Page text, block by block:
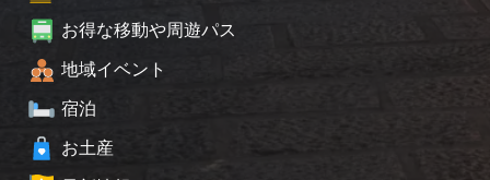
お得な移動や周遊パス
地域イベント
宿泊
お土産